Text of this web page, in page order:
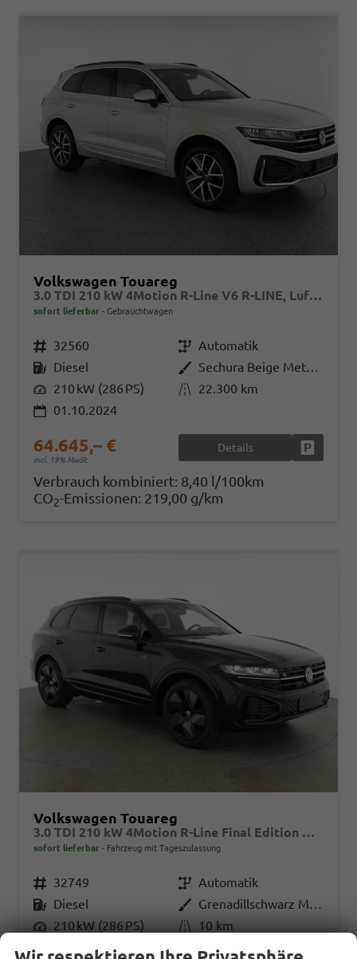
Volkswagen Touareg
3.0 TDI 210 kW 4Motion R-Line V6 R-LINE, Luft, Area, AHK, Leder
sofort lieferbar Gebrauchtwagen
Fahrzeugnr. 32560 GetriebeAutomatik
Kraftstoff Diesel Außenfarbe
Sechura Beige Metallic
Leistung 210 kW (286 PS) Kilometerstand 22.300 km
01.10.2024
64.645,– €
incl. 19% MwSt.
Details
Verbrauch kombiniert: 8,40 l/100km
CO2-Emissionen: 219,00 g/km
Volkswagen Touareg
3.0 TDI 210 kW 4Motion R-Line Final Edition V6 Black Edition, HuD, Luft, Standheizung, Pano, Dynaudio, Leder, AHK, Navi, Side, Winter, 5 J.-Garantie
sofort lieferbar Fahrzeug mit Tageszulassung
Fahrzeugnr. 32749 GetriebeAutomatik
Kraftstoff Diesel Außenfarbe
Grenadillschwarz Metallic
Leistung 210 kW (286 PS) Kilometerstand 10 km
01.04.2026